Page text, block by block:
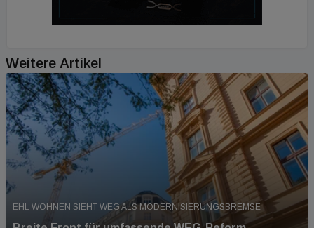
Weitere Artikel
EHL WOHNEN SIEHT WEG ALS MODERNISIERUNGSBREMSE